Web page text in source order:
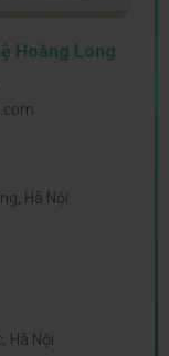
Hoàng Long
Hà Nội
Hà Nội